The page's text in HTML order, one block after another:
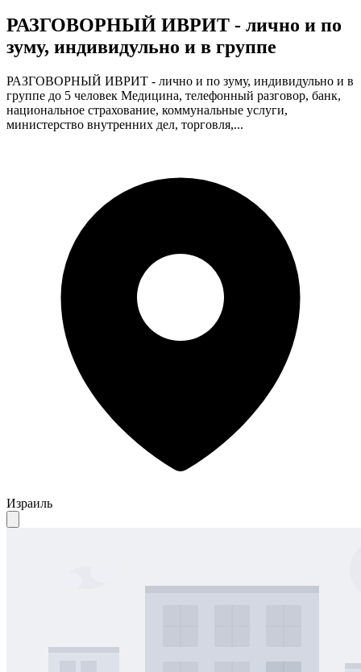
РАЗГОВОРНЫЙ ИВРИТ - лично и по
зуму, индивидульно и в группе
РАЗГОВОРНЫЙ ИВРИТ - лично и по зуму, индивидульно и в
группе до 5 человек Медицина, телефонный разговор, банк,
национальное страхование, коммунальные услуги,
министерство внутренних дел, торговля,...
Израиль